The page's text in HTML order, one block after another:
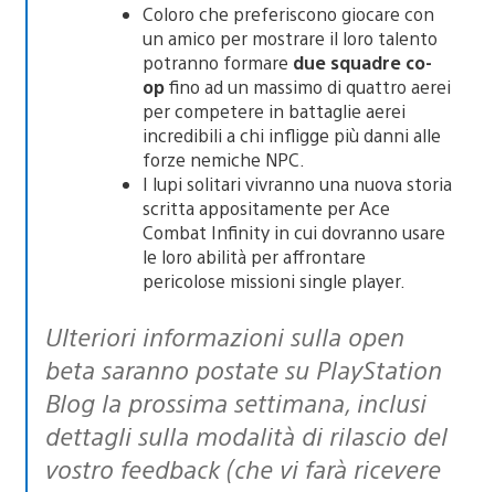
Coloro che preferiscono giocare con
un amico per mostrare il loro talento
potranno formare due squadre co-
opfino ad un massimo di quattro aerei
per competere in battaglie aerei
incredibili a chi infligge più danni alle
forze nemiche NPC.
I lupi solitari vivranno una nuova storia
scritta appositamente per Ace
Combat Infinity in cui dovranno usare
le loro abilità per affrontare
pericolose missioni single player.
Ulteriori informazioni sulla open
beta saranno postate su PlayStation
Blog la prossima settimana, inclusi
dettagli sulla modalità di rilascio del
vostro feedback (che vi farà ricevere